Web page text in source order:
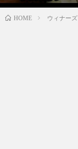
HOME ウィナーズ